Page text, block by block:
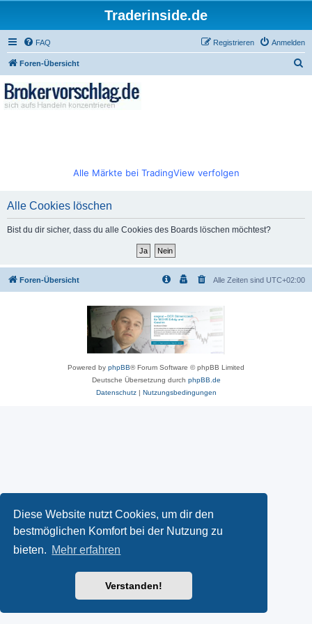
Diese Website nutzt Cookies, um dir den
bestmöglichen Komfort bei der Nutzung zu
bieten. Mehr erfahren
Verstanden!
Traderinside.de
FAQ Anmelden
Registrieren
Foren-Übersicht
Alle Märkte bei TradingView verfolgen
Alle Cookies löschen
Bist du dir sicher, dass du alle Cookies des Boards löschen möchtest?
Foren-Übersicht Alle Zeiten sind UTC+02:00
Powered by phpBB® Forum Software © phpBB Limited
Deutsche Übersetzung durch phpBB.de
Datenschutz| Nutzungsbedingungen